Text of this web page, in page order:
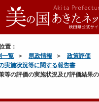
置：
一覧 県政情報
政策評価
実施状況等に関する報告書
等の評価の実施状況及び評価結果